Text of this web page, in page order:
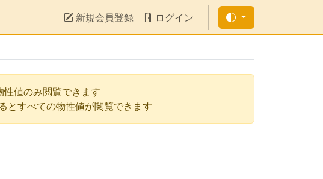
新規会員登録 ログイン
値のみ閲覧できます
とすべての物性値が閲覧できます